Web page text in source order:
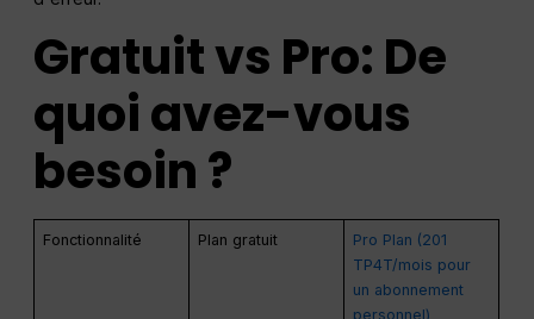
Gratuit vs Pro: De
quoi avez-vous
besoin ?
Fonctionnalité Plan gratuit
Pro Plan (201
TP4T/mois pour
un abonnement
personnel)